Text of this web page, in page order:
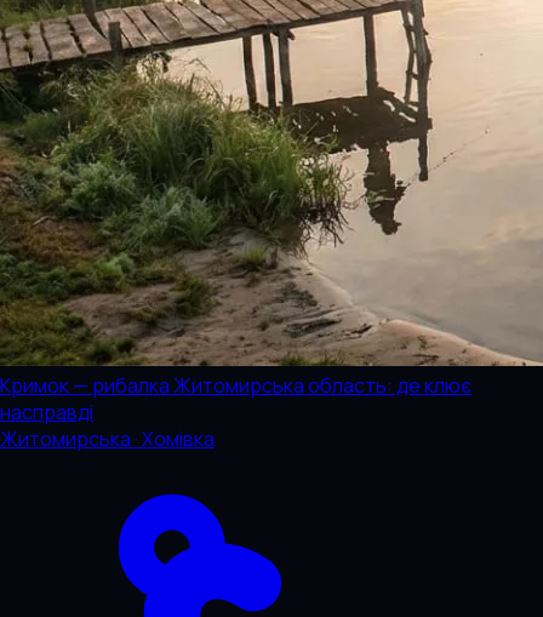
Кримок — рибалка Житомирська область: де клює
насправді
Житомирська · Хомівка